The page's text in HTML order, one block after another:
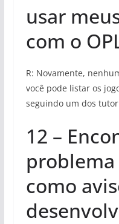
usar
com o
R: Novamente,
você pode listar os
seguindo um dos
12 –
problema
como